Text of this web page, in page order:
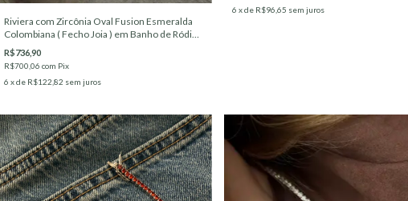
Riviera com Zircônia Oval Fusion Esmeralda
Colombiana ( Fecho Joia ) em Banho de Ródio
Branco
R$736,90
R$700,06 com Pix
6 x de R$122,82 sem juros
6 x de R$96,65 sem juros